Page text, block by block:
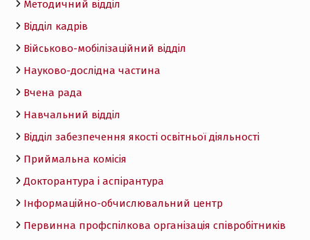
Методичний відділ
Відділ кадрів
Військово-мобілізаційний відділ
Науково-дослідна частина
Вчена рада
Навчальний відділ
Відділ забезпечення якості освітньої діяльності
Приймальна комісія
Докторантура і аспірантура
Інформаційно-обчислювальний центр
Первинна профспілкова організація співробітників